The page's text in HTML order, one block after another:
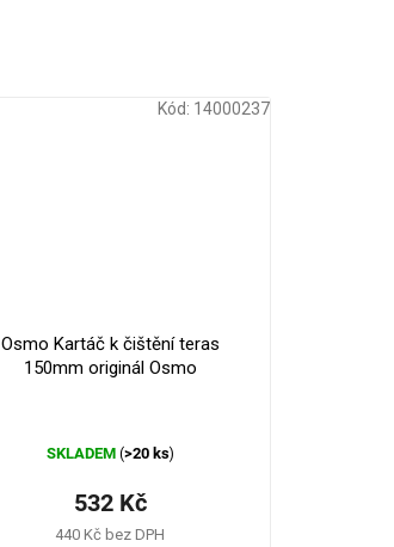
Osmo Kartáč k čištění teras
150mm originál Osmo
SKLADEM (>20 ks)
440 Kč bez DPH
532 Kč
Kód: 14000237